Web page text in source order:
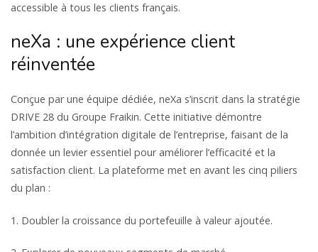
accessible à tous les clients français.
neXa : une expérience client
réinventée
Conçue par une équipe dédiée, neXa s’inscrit dans la stratégie
DRIVE 28 du Groupe Fraikin. Cette initiative démontre
l’ambition d’intégration digitale de l’entreprise, faisant de la
donnée un levier essentiel pour améliorer l’efficacité et la
satisfaction client. La plateforme met en avant les cinq piliers
du plan :
1. Doubler la croissance du portefeuille à valeur ajoutée.